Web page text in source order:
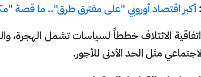
أكبر اقتصاد أوروبي "على مفترق طرق".. ما قصة
الائتلاف خططاً لسياسات تشمل الهجرة،
مثل الحد الأدنى للأجور.